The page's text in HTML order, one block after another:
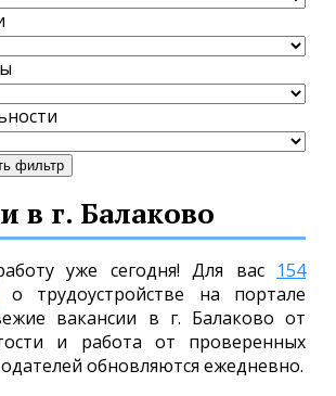
фильтр
в г. Балаково
уже сегодня! Для вас 154
о трудоустройстве на портале
вакансии в г. Балаково от
и работа от проверенных
обновляются ежедневно.